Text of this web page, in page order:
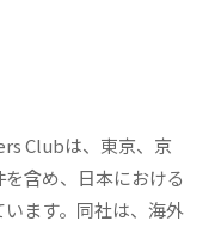
Clubは、東京、京
含め、日本における
ます。同社は、海外